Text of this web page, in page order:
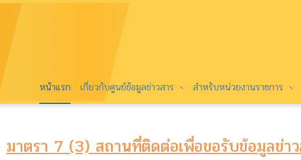
หน้าแรก เกี่ยวกับศูนย์ข้อมูลข่าวสาร สำหรับหน่วยงานราชการ
มาตรา 7 (3) สถานที่ติดต่อเพื่อขอรับข้อมูลข่า